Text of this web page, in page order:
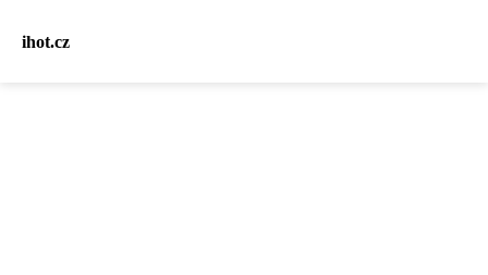
ihot.cz